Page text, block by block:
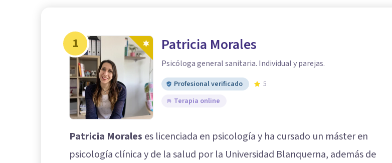
1 Patricia Morales
Psicóloga general sanitaria. Individual y parejas.
Profesional verificado
5
Terapia online
Patricia Morales es licenciada en psicología y ha cursado un máster en
psicología clínica y de la salud por la Universidad Blanquerna, además de